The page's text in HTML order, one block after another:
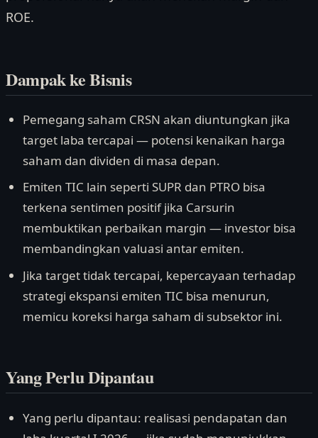
ROE.
Dampak ke Bisnis
Pemegang saham CRSN akan diuntungkan jika
target laba tercapai — potensi kenaikan harga
saham dan dividen di masa depan.
Emiten TIC lain seperti SUPR dan PTRO bisa
terkena sentimen positif jika Carsurin
membuktikan perbaikan margin — investor bisa
membandingkan valuasi antar emiten.
Jika target tidak tercapai, kepercayaan terhadap
strategi ekspansi emiten TIC bisa menurun,
memicu koreksi harga saham di subsektor ini.
Yang Perlu Dipantau
Yang perlu dipantau: realisasi pendapatan dan